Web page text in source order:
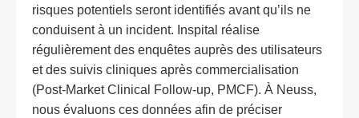
risques potentiels seront identifiés avant qu’ils ne
conduisent à un incident. Inspital réalise
régulièrement des enquêtes auprès des utilisateurs
et des suivis cliniques après commercialisation
(Post-Market Clinical Follow-up, PMCF). À Neuss,
nous évaluons ces données afin de préciser